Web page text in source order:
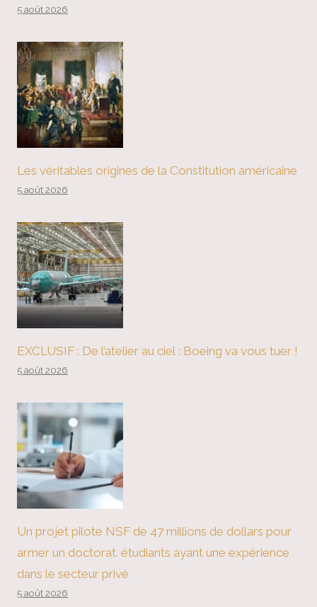
5 août 2026
Les véritables origines de la Constitution américaine
5 août 2026
EXCLUSIF : De l’atelier au ciel : Boeing va vous tuer !
5 août 2026
Un projet pilote NSF de 47 millions de dollars pour
armer un doctorat. étudiants ayant une expérience
dans le secteur privé
5 août 2026